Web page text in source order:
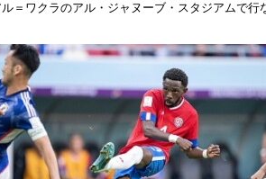
＝ワクラのアル・ジャヌーブ・スタジアムで